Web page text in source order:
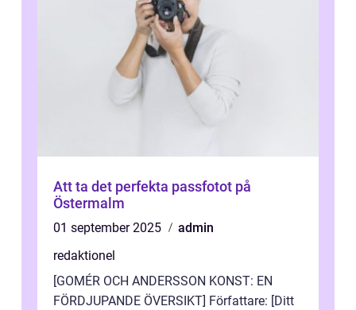
Att ta det perfekta passfotot på
Östermalm
01 september 2025
admin
redaktionel
[GOMÉR OCH ANDERSSON KONST: EN
FÖRDJUPANDE ÖVERSIKT] Författare: [Ditt